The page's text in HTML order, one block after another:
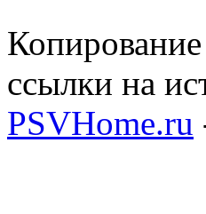
ссылки на
PSVHome.ru